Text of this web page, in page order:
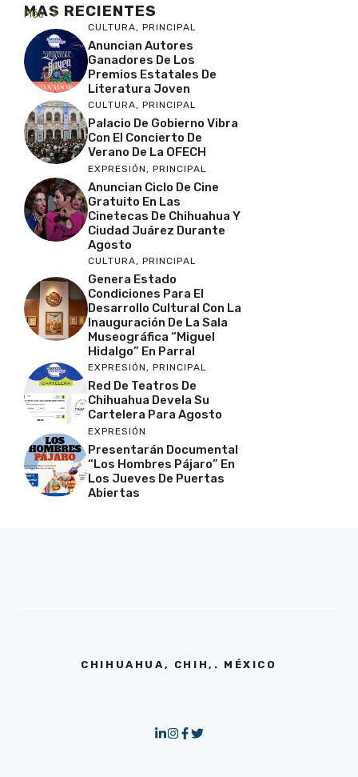
MAS RECIENTES
Más
CULTURA, PRINCIPAL
Anuncian Autores
Ganadores De Los
Premios Estatales De
Literatura Joven
CULTURA, PRINCIPAL
Palacio De Gobierno Vibra
Con El Concierto De
Verano De La OFECH
EXPRESIÓN, PRINCIPAL
Anuncian Ciclo De Cine
Gratuito En Las
Cinetecas De Chihuahua Y
Ciudad Juárez Durante
Agosto
CULTURA, PRINCIPAL
Genera Estado
Condiciones Para El
Desarrollo Cultural Con La
Inauguración De La Sala
Museográfica “Miguel
Hidalgo” En Parral
EXPRESIÓN, PRINCIPAL
Red De Teatros De
Chihuahua Devela Su
Cartelera Para Agosto
EXPRESIÓN
Presentarán Documental
“Los Hombres Pájaro” En
Los Jueves De Puertas
Abiertas
CHIHUAHUA, CHIH,. MÉXICO